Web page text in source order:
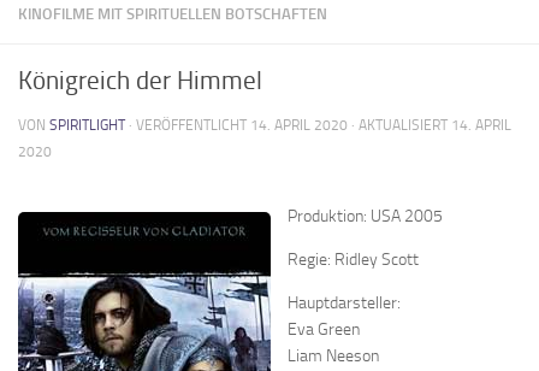
KINOFILME MIT SPIRITUELLEN BOTSCHAFTEN
Königreich der Himmel
VON SPIRITLIGHT · VERÖFFENTLICHT 14. APRIL 2020 · AKTUALISIERT 14. APRIL
2020
Produktion: USA 2005
Regie: Ridley Scott
Hauptdarsteller:
Eva Green
Liam Neeson